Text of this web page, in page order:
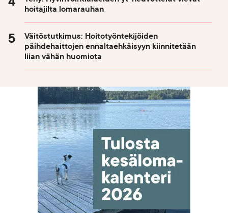
hoitajilta lomarauhan
Väitöstutkimus: Hoitotyöntekijöiden
päihdehaittojen ennaltaehkäisyyn kiinnitetään
liian vähän huomiota